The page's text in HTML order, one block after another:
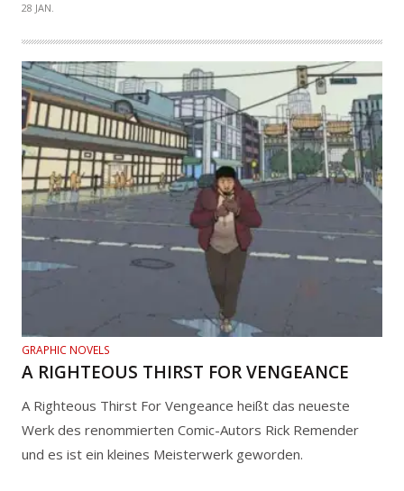
28 JAN.
GRAPHIC NOVELS
A RIGHTEOUS THIRST FOR VENGEANCE
A Righteous Thirst For Vengeance heißt das neueste
Werk des renommierten Comic-Autors Rick Remender
und es ist ein kleines Meisterwerk geworden.